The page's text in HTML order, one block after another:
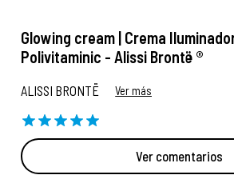
Glowing cream | Crema
Polivitaminic - Alissi Brontë ®
ALISSI BRONTË Ver más
Ver comentarios